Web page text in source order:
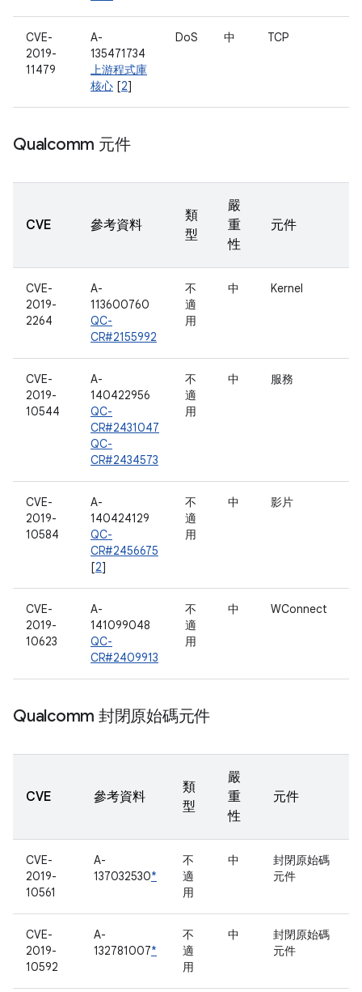
CVE-
2019-
11479
A-
135471734
上游程式庫
核心 [2]
DoS 中 TCP
Qualcomm 元件
CVE 參考資料
類
型
嚴
重
性
元件
CVE-
2019-
2264
A-
113600760
QC-
CR#2155992
不
適
用
中 Kernel
CVE-
2019-
10544
A-
140422956
QC-
CR#2431047
QC-
CR#2434573
不
適
用
中 服務
CVE-
2019-
10584
A-
140424129
QC-
CR#2456675
[2]
不
適
用
中 影片
CVE-
2019-
10623
A-
141099048
QC-
CR#2409913
不
適
用
中 WConnect
Qualcomm 封閉原始碼元件
CVE 參考資料
類
型
嚴
重
性
元件
CVE-
2019-
10561
A-
137032530*
不
適
用
中
封閉原始碼
元件
CVE-
2019-
10592
A-
132781007*
不
適
用
中
封閉原始碼
元件